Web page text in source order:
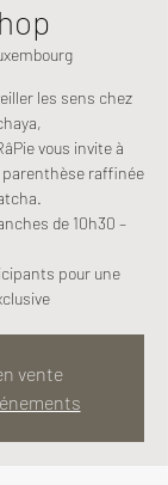
les sens chez
vous invite à
parenthèse raffinée
de 10h30 –
pour une
vente